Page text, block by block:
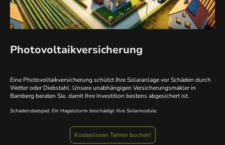
Photovoltaikversicherung
Eine Photovoltaikversicherung schützt Ihre Solaranlage vor Schäden durch
Wetter oder Diebstahl. Unsere unabhängigen Versicherungsmakler in
Bamberg beraten Sie, damit Ihre Investition bestens abgesichert ist.
Schadensbeispiel: Ein Hagelsturm beschädigt Ihre Solarmodule.
Kostenlosen Termin buchen!